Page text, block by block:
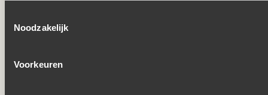
Noodzakelijk
Voorkeuren
achter. Het is de service dat De Buffetten Boer de
wij doen de afwas!